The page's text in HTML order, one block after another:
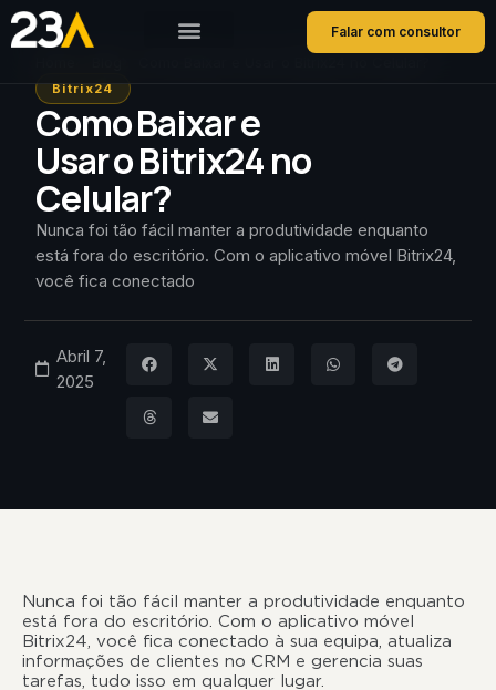
Falar com consultor
Bitrix24
Como Baixar e
Usar o Bitrix24 no
Celular?
Nunca foi tão fácil manter a produtividade enquanto
está fora do escritório. Com o aplicativo móvel Bitrix24,
você fica conectado
Abril 7,
2025
Nunca foi tão fácil manter a produtividade enquanto
está fora do escritório. Com o aplicativo móvel
Bitrix24, você fica conectado à sua equipa, atualiza
informações de clientes no CRM e gerencia suas
tarefas, tudo isso em qualquer lugar.